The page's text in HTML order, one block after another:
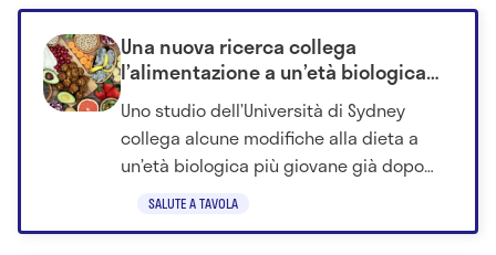
SALUTE A TAVOLA
Una nuova ricerca collega
l’alimentazione a un’età biologica
più giovane già dopo quattro
settimane
Uno studio dell’Università di Sydney
collega alcune modifiche alla dieta a
un’età biologica più giovane già dopo
quattro settimane.